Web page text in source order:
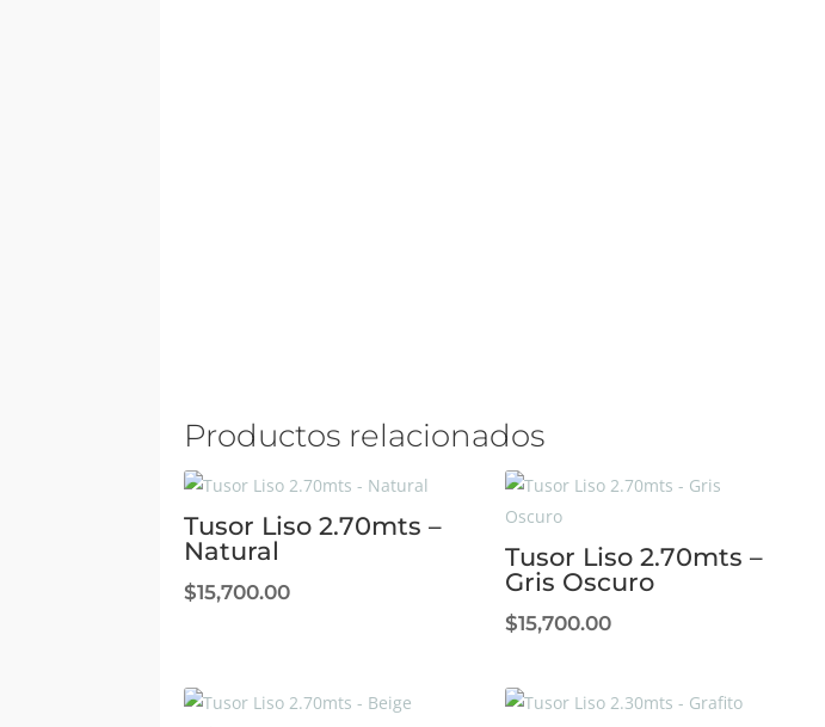
Productos relacionados
Tusor Liso 2.70mts –
Natural
$15,700.00
Tusor Liso 2.70mts –
Gris Oscuro
$15,700.00